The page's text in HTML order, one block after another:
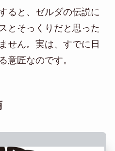
ると、ゼルダの伝説に
とそっくりだと思った
せん。実は、すでに日
意匠なのです。